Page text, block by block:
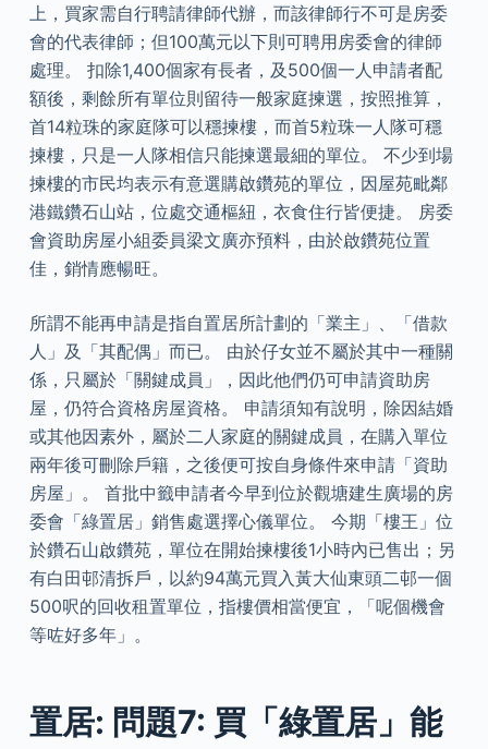
上，買家需自行聘請律師代辦，而該律師行不可是房委
會的代表律師；但100萬元以下則可聘用房委會的律師
處理。 扣除1,400個家有長者，及500個一人申請者配
額後，剩餘所有單位則留待一般家庭揀選，按照推算，
首14粒珠的家庭隊可以穩揀樓，而首5粒珠一人隊可穩
揀樓，只是一人隊相信只能揀選最細的單位。 不少到場
揀樓的市民均表示有意選購啟鑽苑的單位，因屋苑毗鄰
港鐵鑽石山站，位處交通樞紐，衣食住行皆便捷。 房委
會資助房屋小組委員梁文廣亦預料，由於啟鑽苑位置
佳，銷情應暢旺。
所謂不能再申請是指自置居所計劃的「業主」、「借款
人」及「其配偶」而已。 由於仔女並不屬於其中一種關
係，只屬於「關鍵成員」，因此他們仍可申請資助房
屋，仍符合資格房屋資格。 申請須知有說明，除因結婚
或其他因素外，屬於二人家庭的關鍵成員，在購入單位
兩年後可刪除戶籍，之後便可按自身條件來申請「資助
房屋」。 首批中籤申請者今早到位於觀塘建生廣場的房
委會「綠置居」銷售處選擇心儀單位。 今期「樓王」位
於鑽石山啟鑽苑，單位在開始揀樓後1小時內已售出；另
有白田邨清拆戶，以約94萬元買入黃大仙東頭二邨一個
500呎的回收租置單位，指樓價相當便宜，「呢個機會
等咗好多年」。
置居: 問題7: 買「綠置居」能